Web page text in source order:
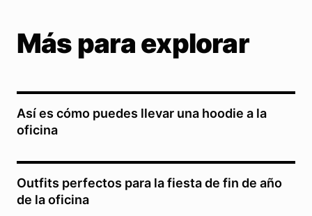
Más para explorar
Así es cómo puedes llevar una hoodie a la
oficina
Outfits perfectos para la fiesta de fin de año
de la oficina